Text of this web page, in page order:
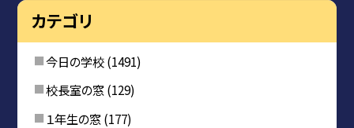
カテゴリ
今日の学校(1491)
校長室の窓(129)
１年生の窓(177)